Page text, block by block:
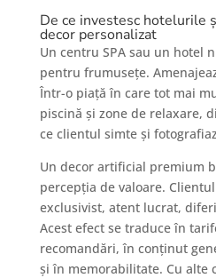
De ce investesc hotelurile
decor personalizat
Un centru SPA sau un hotel
pentru frumusețe.
Într-o piață în care tot mai
piscină și zone de relaxare,
ce clientul simte și
Un decor artificial premium
percepția de valoare.
exclusivist, atent lucrat,
Acest efect se traduce în
recomandări, în conținut
și în memorabilitate. Cu alte